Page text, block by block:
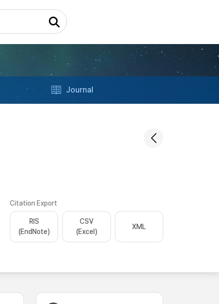
Journal
Citation Export
RIS
(EndNote)
CSV
(Excel)
XML